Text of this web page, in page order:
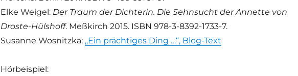
Elke Weigel: Der Traum der Dichterin. Die Sehnsucht der Annette von
Droste-Hülshoff. Meßkirch 2015. ISBN 978-3-8392-1733-7.
Susanne Wosnitzka: „Ein prächtiges Ding …“, Blog-Text
Hörbeispiel: